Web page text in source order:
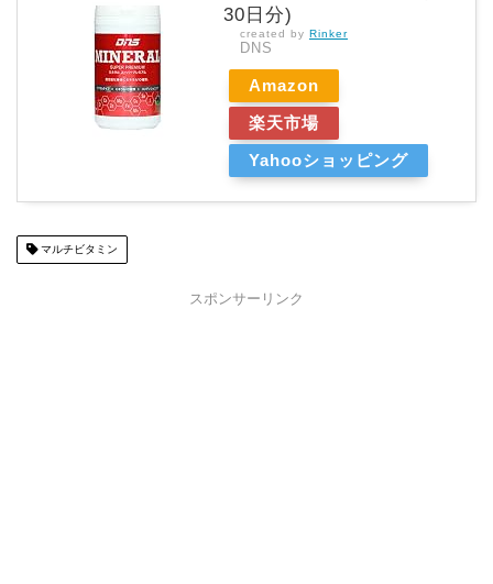
30日分)
created by Rinker
DNS
Amazon
楽天市場
Yahooショッピング
マルチビタミン
スポンサーリンク